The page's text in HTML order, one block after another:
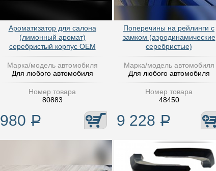
Ароматизатор для салона
(лимонный аромат)
серебристый корпус OEM
Марка/модель автомобиля
Для любого автомобиля
Номер товара
80883
980 Р
Поперечины на рейлинги с
замком (аэродинамические
серебристые)
Марка/модель автомобиля
Для любого автомобиля
Номер товара
48450
9 228 Р